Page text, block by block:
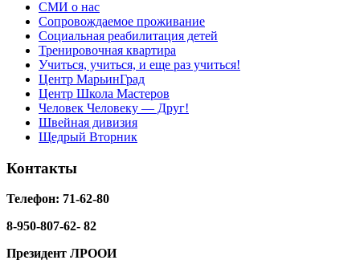
СМИ о нас
Сопровождаемое проживание
Социальная реабилитация детей
Тренировочная квартира
Учиться, учиться, и еще раз учиться!
Центр МарьинГрад
Центр Школа Мастеров
Человек Человеку — Друг!
Швейная дивизия
Щедрый Вторник
Контакты
Телефон: 71-62-80
8-950-807-62- 82
Президент ЛРООИ